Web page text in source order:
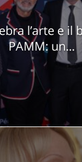
l’arte e il
PAMM: un...